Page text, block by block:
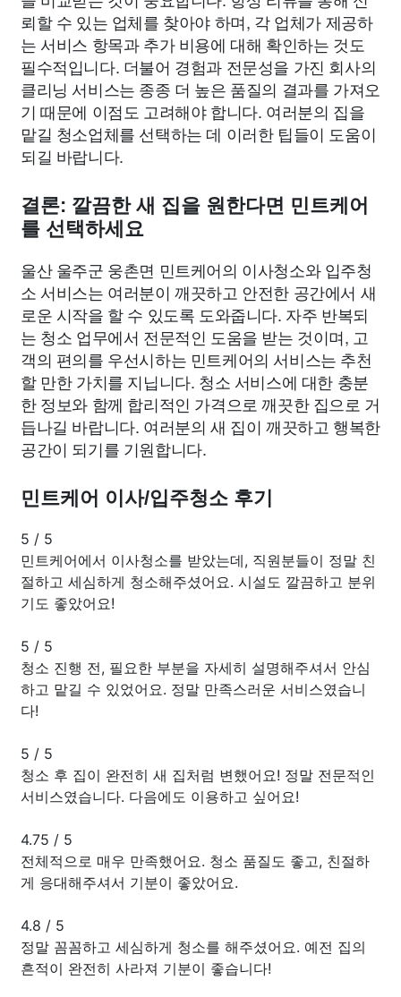
뢰할 수 있는 업체를 찾아야 하며, 각 업체가 제공하
는 서비스 항목과 추가 비용에 대해 확인하는 것도
필수적입니다. 더불어 경험과 전문성을 가진 회사의
클리닝 서비스는 종종 더 높은 품질의 결과를 가져오
기 때문에 이점도 고려해야 합니다. 여러분의 집을
맡길 청소업체를 선택하는 데 이러한 팁들이 도움이
되길 바랍니다.
결론: 깔끔한 새 집을 원한다면 민트케어
를 선택하세요
울산 울주군 웅촌면 민트케어의 이사청소와 입주청
소 서비스는 여러분이 깨끗하고 안전한 공간에서 새
로운 시작을 할 수 있도록 도와줍니다. 자주 반복되
는 청소 업무에서 전문적인 도움을 받는 것이며, 고
객의 편의를 우선시하는 민트케어의 서비스는 추천
할 만한 가치를 지닙니다. 청소 서비스에 대한 충분
한 정보와 함께 합리적인 가격으로 깨끗한 집으로 거
듭나길 바랍니다. 여러분의 새 집이 깨끗하고 행복한
공간이 되기를 기원합니다.
민트케어 이사/입주청소 후기
5 / 5
민트케어에서 이사청소를 받았는데, 직원분들이 정말 친
절하고 세심하게 청소해주셨어요. 시설도 깔끔하고 분위
기도 좋았어요!
5 / 5
청소 진행 전, 필요한 부분을 자세히 설명해주셔서 안심
하고 맡길 수 있었어요. 정말 만족스러운 서비스였습니
다!
5 / 5
청소 후 집이 완전히 새 집처럼 변했어요! 정말 전문적인
서비스였습니다. 다음에도 이용하고 싶어요!
4.75 / 5
전체적으로 매우 만족했어요. 청소 품질도 좋고, 친절하
게 응대해주셔서 기분이 좋았어요.
4.8 / 5
정말 꼼꼼하고 세심하게 청소를 해주셨어요. 예전 집의
흔적이 완전히 사라져 기분이 좋습니다!